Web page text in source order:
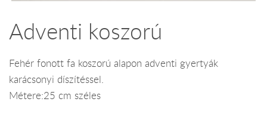
Adventi koszorú
Fehér fonott fa koszorú alapon adventi gyertyák
karácsonyi díszítéssel.
Métere:25 cm széles